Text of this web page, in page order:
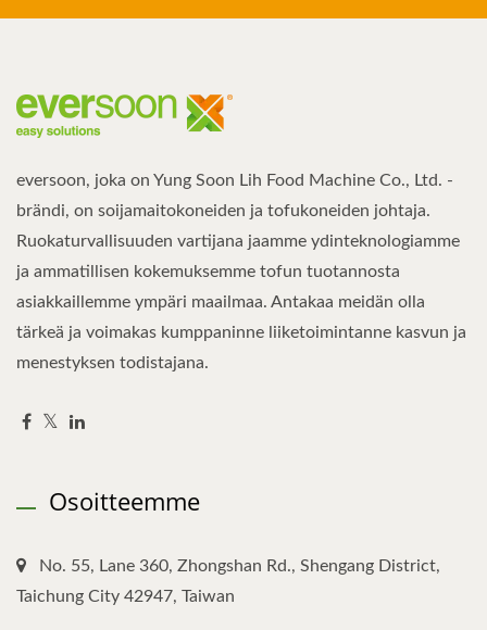
eversoon, joka on Yung Soon Lih Food Machine Co., Ltd. -
brändi, on soijamaitokoneiden ja tofukoneiden johtaja.
Ruokaturvallisuuden vartijana jaamme ydinteknologiamme
ja ammatillisen kokemuksemme tofun tuotannosta
asiakkaillemme ympäri maailmaa. Antakaa meidän olla
tärkeä ja voimakas kumppaninne liiketoimintanne kasvun ja
menestyksen todistajana.
Osoitteemme
No. 55, Lane 360, Zhongshan Rd., Shengang District,
Taichung City 42947, Taiwan